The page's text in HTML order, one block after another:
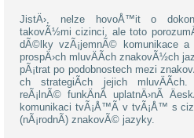
JistÄ›, nelze hovoÅ™it o
takovÃ½mi cizinci, ale toto
dÃ©lky vzÃ¡jemnÃ© komunikace a
prospÄ›ch mluvÄÃ­ch znakovÃ½ch
pÃ¡trat po podobnostech mezi
ch strategiÃ­ch jejich
reÃ¡lnÃ© funkÄnÃ­ uplatnÄ›nÃ­
komunikaci tvÃ¡Å™Ã­ v tvÃ¡Å™ s
(nÃ¡rodnÃ­) znakovÃ© jazyky.